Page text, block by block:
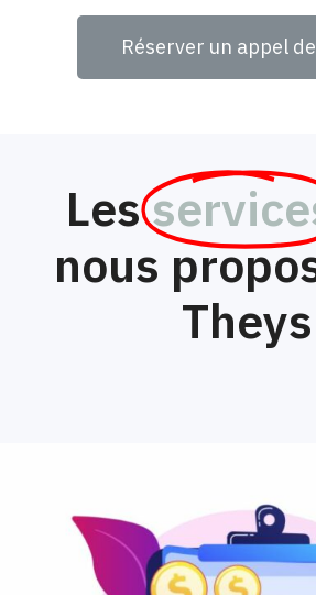
Réserver un appel
Les
nous
Theys